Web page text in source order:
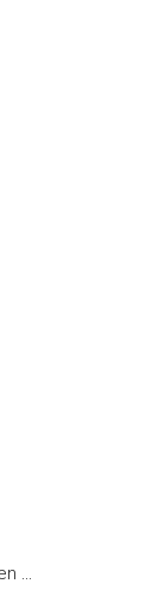
Parmigiano Reggiano: jak si správně vybrat ten pravý